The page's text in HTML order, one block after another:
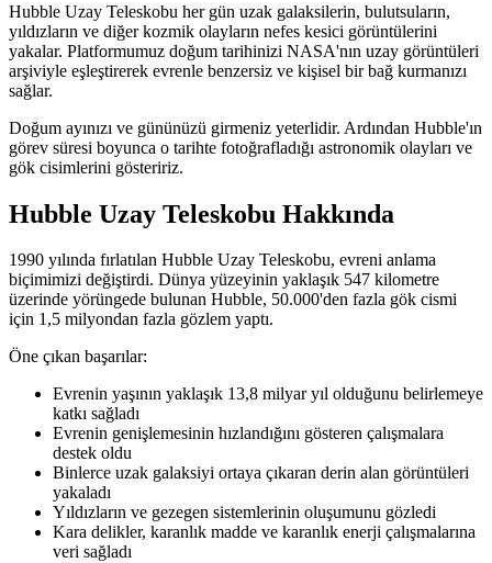
Hubble Uzay Teleskobu her gün uzak galaksilerin, bulutsuların,
yıldızların ve diğer kozmik olayların nefes kesici görüntülerini
yakalar. Platformumuz doğum tarihinizi NASA'nın uzay görüntüleri
arşiviyle eşleştirerek evrenle benzersiz ve kişisel bir bağ kurmanızı
sağlar.
Doğum ayınızı ve gününüzü girmeniz yeterlidir. Ardından Hubble'ın
görev süresi boyunca o tarihte fotoğrafladığı astronomik olayları ve
gök cisimlerini gösteririz.
Hubble Uzay Teleskobu Hakkında
1990 yılında fırlatılan Hubble Uzay Teleskobu, evreni anlama
biçimimizi değiştirdi. Dünya yüzeyinin yaklaşık 547 kilometre
üzerinde yörüngede bulunan Hubble, 50.000'den fazla gök cismi
için 1,5 milyondan fazla gözlem yaptı.
Öne çıkan başarılar:
Evrenin yaşının yaklaşık 13,8 milyar yıl olduğunu belirlemeye
katkı sağladı
Evrenin genişlemesinin hızlandığını gösteren çalışmalara
destek oldu
Binlerce uzak galaksiyi ortaya çıkaran derin alan görüntüleri
yakaladı
Yıldızların ve gezegen sistemlerinin oluşumunu gözledi
Kara delikler, karanlık madde ve karanlık enerji çalışmalarına
veri sağladı